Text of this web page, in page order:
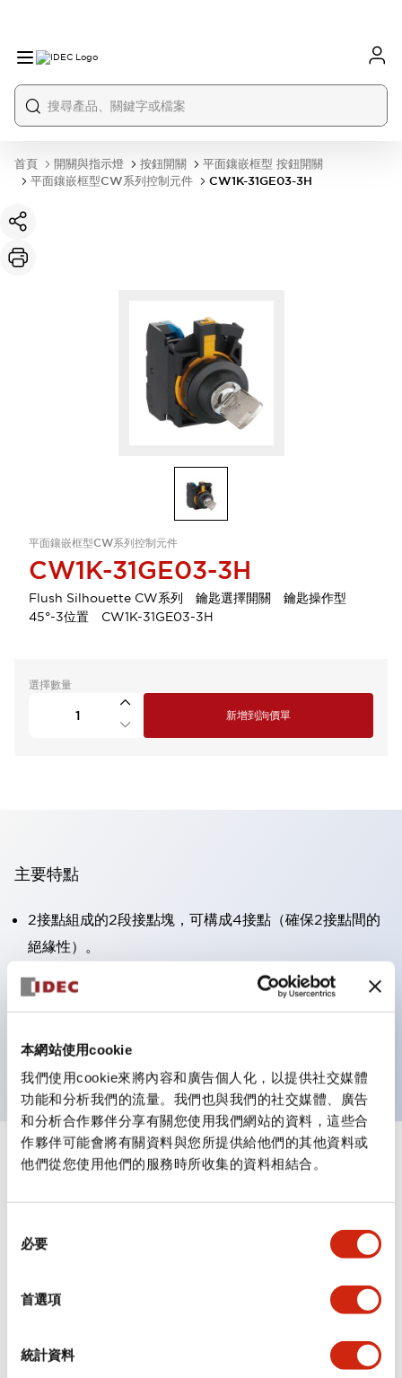
本網站使用cookie
我們使用cookie來將內容和廣告個人化，以提供社交媒體
功能和分析我們的流量。我們也與我們的社交媒體、廣告
和分析合作夥伴分享有關您使用我們網站的資料，這些合
作夥伴可能會將有關資料與您所提供給他們的其他資料或
他們從您使用他們的服務時所收集的資料相結合。
必要
首選項
統計資料
首頁 開關與指示燈 按鈕開關
平面鑲嵌框型 按鈕開關
平面鑲嵌框型CW系列控制元件
CW1K-31GE03-3H
平面鑲嵌框型CW系列控制元件
CW1K-31GE03-3H
Flush Silhouette CW系列 鑰匙選擇開關 鑰匙操作型
45°-3位置 CW1K-31GE03-3H
選擇數量
新增到詢價單
主要特點
2接點組成的2段接點塊，可構成4接點（確保2接點間的
絕緣性）。
面板深度39.9mm（※11段接點塊）、59.9mm（※22段
接點塊）。可實現省空間設計。
防護結構
規格
審美規範
環境規範
功能規格
機械規格